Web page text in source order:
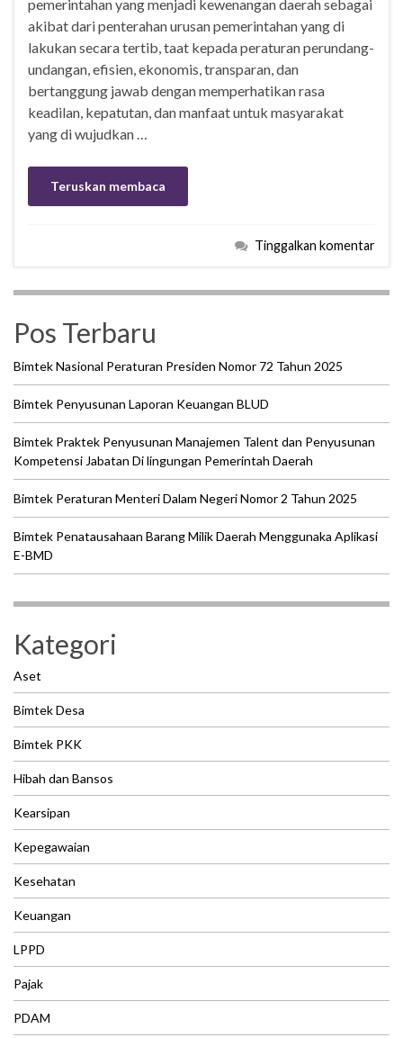
pemerintahan yang menjadi kewenangan daerah sebagai
akibat dari penterahan urusan pemerintahan yang di
lakukan secara tertib, taat kepada peraturan perundang-
undangan, efisien, ekonomis, transparan, dan
bertanggung jawab dengan memperhatikan rasa
keadilan, kepatutan, dan manfaat untuk masyarakat
yang di wujudkan …
Teruskan membaca
Tinggalkan komentar
Pos Terbaru
Bimtek Nasional Peraturan Presiden Nomor 72 Tahun 2025
Bimtek Penyusunan Laporan Keuangan BLUD
Bimtek Praktek Penyusunan Manajemen Talent dan Penyusunan
Kompetensi Jabatan Di lingungan Pemerintah Daerah
Bimtek Peraturan Menteri Dalam Negeri Nomor 2 Tahun 2025
Bimtek Penatausahaan Barang Milik Daerah Menggunaka Aplikasi
E-BMD
Kategori
Aset
Bimtek Desa
Bimtek PKK
Hibah dan Bansos
Kearsipan
Kepegawaian
Kesehatan
Keuangan
LPPD
Pajak
PDAM